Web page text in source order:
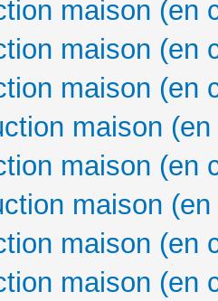
maison (en
maison (en
maison (en
maison
maison (en
maison
maison (en
maison (en